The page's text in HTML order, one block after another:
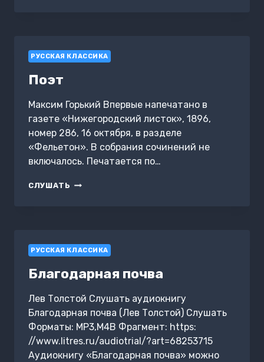
РУССКАЯ КЛАССИКА
Поэт
Максим Горький Впервые напечатано в
газете «Нижегородский листок», 1896,
номер 286, 16 октября, в разделе
«Фельетон». В собрания сочинений не
включалось. Печатается по…
СЛУШАТЬ ПОЭТ
РУССКАЯ КЛАССИКА
Благодарная почва
Лев Толстой Слушать аудиокнигу
Благодарная почва (Лев Толстой) Слушать
Форматы: MP3,M4B Фрагмент: https:
//www.litres.ru/audiotrial/?art=68253715
Аудиокнигу «Благодарная почва» можно